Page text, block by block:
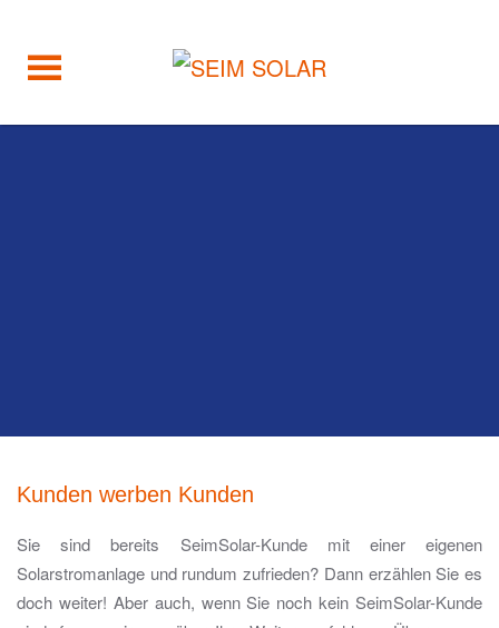
Kunden werben Kunden
Sie sind bereits SeimSolar-Kunde mit einer eigenen
Solarstromanlage und rundum zufrieden? Dann erzählen Sie es
doch weiter! Aber auch, wenn Sie noch kein SeimSolar-Kunde